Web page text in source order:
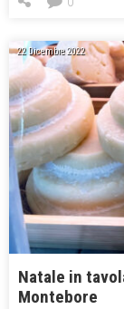
22 Dicembre 2022
Natale in
Montebore